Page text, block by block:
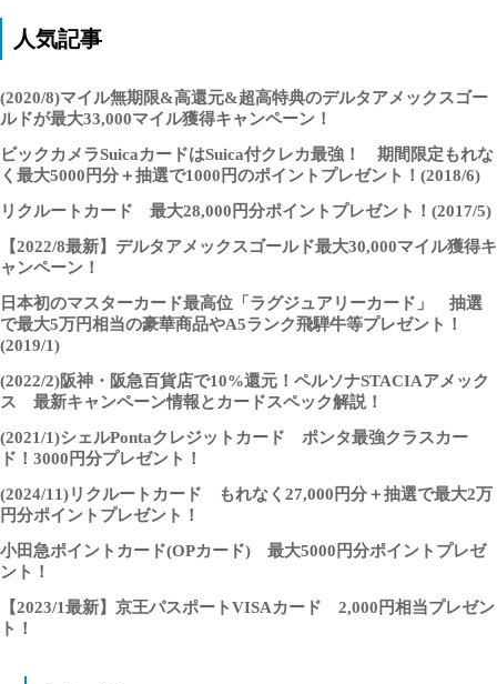
人気記事
(2020/8)マイル無期限&高還元&超高特典のデルタアメックスゴー
ルドが最大33,000マイル獲得キャンペーン！
ビックカメラSuicaカードはSuica付クレカ最強！ 期間限定もれな
く最大5000円分＋抽選で1000円のポイントプレゼント！(2018/6)
リクルートカード 最大28,000円分ポイントプレゼント！(2017/5)
【2022/8最新】デルタアメックスゴールド最大30,000マイル獲得キ
ャンペーン！
日本初のマスターカード最高位「ラグジュアリーカード」 抽選
で最大5万円相当の豪華商品やA5ランク飛騨牛等プレゼント！
(2019/1)
(2022/2)阪神・阪急百貨店で10%還元！ペルソナSTACIAアメック
ス 最新キャンペーン情報とカードスペック解説！
(2021/1)シェルPontaクレジットカード ポンタ最強クラスカー
ド！3000円分プレゼント！
(2024/11)リクルートカード もれなく27,000円分＋抽選で最大2万
円分ポイントプレゼント！
小田急ポイントカード(OPカード) 最大5000円分ポイントプレゼ
ント！
【2023/1最新】京王パスポートVISAカード 2,000円相当プレゼン
ト！